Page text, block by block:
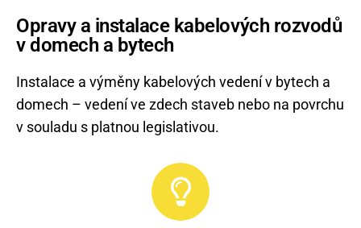
Opravy a instalace kabelových rozvodů
v domech a bytech
Instalace a výměny kabelových vedení v bytech a
domech – vedení ve zdech staveb nebo na povrchu
v souladu s platnou legislativou.